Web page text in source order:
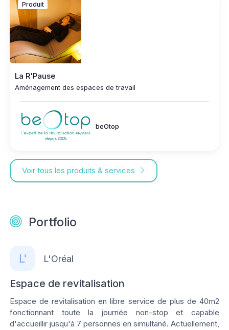
Produit
La R'Pause
Aménagement des espaces de travail
beOtop
Voir tous les produits & services
Portfolio
L'Oréal
Espace de revitalisation
Espace de revitalisation en libre service de plus de 40m2
fonctionnant toute la journée non-stop et capable
d'accueillir jusqu'à 7 personnes en simultané. Actuellement,